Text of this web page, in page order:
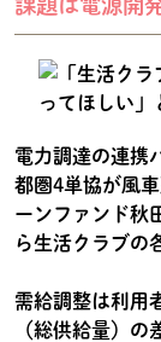
課題は電源開
電力調達の連携
都圏4単協が風
ーンファンド秋
ら生活クラブの
需給調整は利用
（総供給量）の